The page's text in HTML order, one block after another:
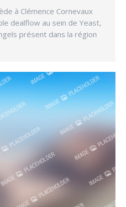
à Clémence Cornevaux
dealflow au sein de Yeast,
présent dans la région